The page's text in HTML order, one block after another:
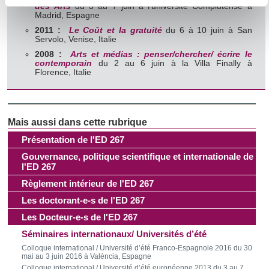
(empreintes digitales).
Pour en savoir plus sur le traitement de vos données
personnelles et définir vos préférences, reportez-vous à la
section « Détails ». Vous pouvez modifier ou retirer votre
consentement à tout moment à partir de la déclaration sur
les cookies.
et les annonces, d'offrir des fonctionnalités relatives aux
médias sociaux et d'analyser notre trafic. Nous
partageons également des informations sur l'utilisation de
notre site avec nos partenaires de médias sociaux, de
publicité et d'analyse, qui peuvent combiner celles-ci avec
d'autres informations que vous leur avez fournies ou qu'ils
ont collectées lors de votre utilisation de leurs services.
Présentation de l'ED 267
Gouvernance, politique scientifique et internationale de
l'ED 267
Règlement intérieur de l'ED 267
Les doctorant-e-s de l'ED 267
Les Docteur-e-s de l'ED 267
Séminaires internationaux/ Universités d’été
Colloque international / Université d’été Franco-Espagnole 2016 du 30
mai au 3 juin 2016 à València, Espagne
des Artsdu 3 au 7 juin à l'université Complutense à
Madrid, Espagne
2011 :
Le Coût et la gratuitédu 6 à 10 juin à San
Servolo, Venise, Italie
2008 :
Arts et médias : penser/chercher/ écrire le
contemporain du 2 au 6 juin à la Villa Finally à
Florence, Italie